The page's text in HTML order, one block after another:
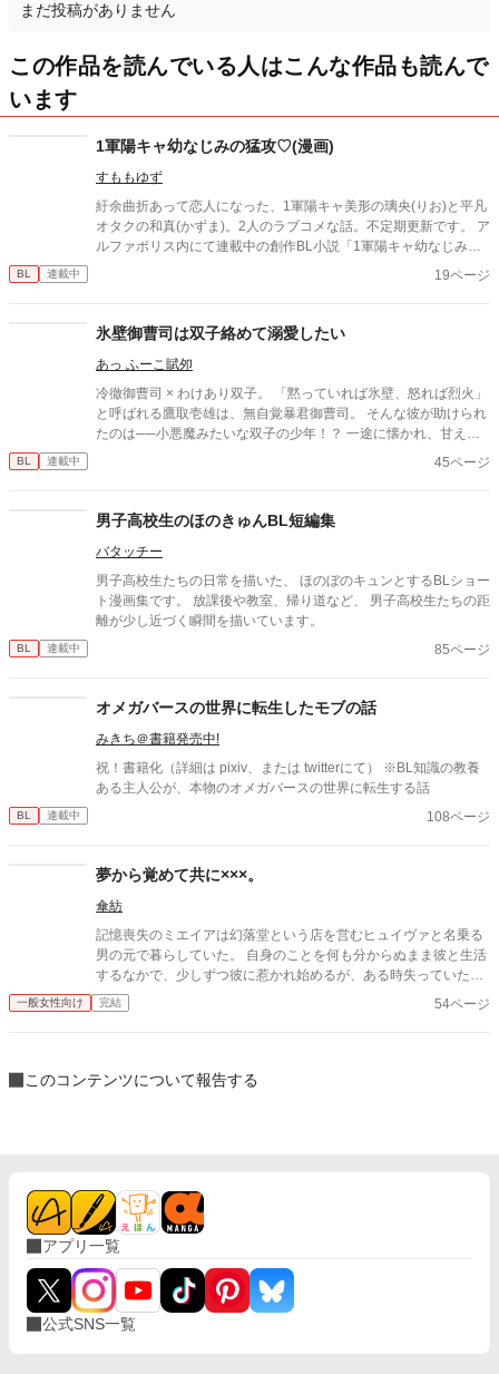
まだ投稿がありません
この作品を読んでいる人はこんな作品も読んで
います
1軍陽キャ幼なじみの猛攻♡(漫画)
すももゆず
紆余曲折あって恋人になった、1軍陽キャ美形の璃央(りお)と平凡
オタクの和真(かずま)。2人のラブコメな話。不定期更新です。 ア
ルファポリス内にて連載中の創作BL小説「1軍陽キャ幼なじみの
猛攻♡」の番外編的な単発漫画とイラストです。本編の内容はあ
BL 連載中 19ページ
氷壁御曹司は双子絡めて溺愛したい
あっ ふーこ賦夘
冷徹御曹司 × わけあり双子。 「黙っていれば氷壁、怒れば烈火」
と呼ばれる鷹取壱雄は、無自覚暴君御曹司。 そんな彼が助けられ
たのは──小悪魔みたいな双子の少年！？ 一途に懐かれ、甘えら
れ、時に翻弄され……気づけば独占欲が止まらない。 「俺の側か
ら逃げられると思うな」 危険な支配か、とろける溺愛か。 御曹司
BL 連載中 45ページ
男子高校生のほのきゅんBL短編集
バタッチー
男子高校生たちの日常を描いた、 ほのぼのキュンとするBLショー
ト漫画集です。 放課後や教室、帰り道など、 男子高校生たちの距
離が少し近づく瞬間を描いています。
BL 連載中 85ページ
オメガバースの世界に転生したモブの話
みきち＠書籍発売中!
祝！書籍化（詳細は pixiv、または twitterにて） ※BL知識の教養
ある主人公が、本物のオメガバースの世界に転生する話
BL 連載中 108ページ
夢から覚めて共に×××。
傘紡
記憶喪失のミエイアは幻落堂という店を営むヒュイヴァと名乗る
男の元で暮らしていた。 自身のことを何も分からぬまま彼と生活
するなかで、少しずつ彼に惹かれ始めるが、ある時失っていた記
憶が戻り──
一般女性向け 完結 54ページ
このコンテンツについて報告する
アプリ一覧
公式SNS一覧